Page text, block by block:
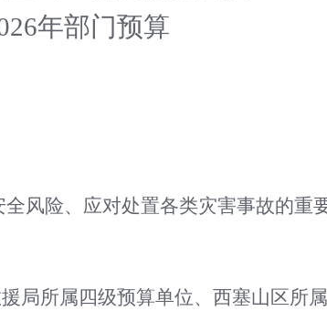
6年部门预算
风险、应对处置各类灾害事故的重要
局所属四级预算单位、 西塞山区所